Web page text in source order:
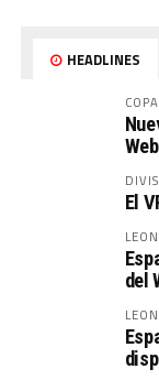
HEADLINES
El
del